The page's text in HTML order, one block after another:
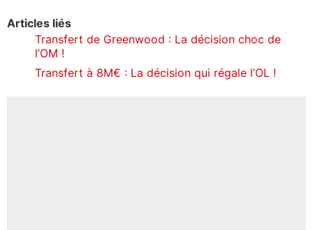
Articles liés
Transfert de Greenwood : La décision choc de
l’OM !
Transfert à 8M€ : La décision qui régale l’OL !